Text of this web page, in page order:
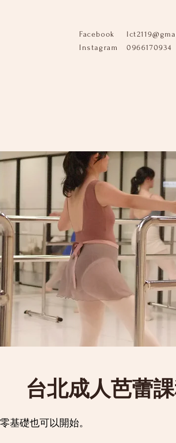
Facebook
Instagram
0966170934
台北成人芭蕾
基礎也可以開始。